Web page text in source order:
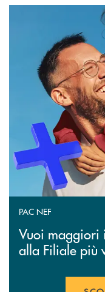
PAC NEF
Vuoi maggiori
alla Filiale più